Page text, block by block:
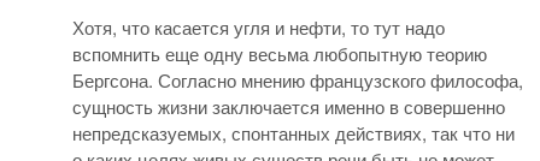
Хотя, что касается угля и нефти, то тут надо
вспомнить еще одну весьма любопытную теорию
Бергсона. Согласно мнению французского философа,
сущность жизни заключается именно в совершенно
непредсказуемых, спонтанных действиях, так что ни